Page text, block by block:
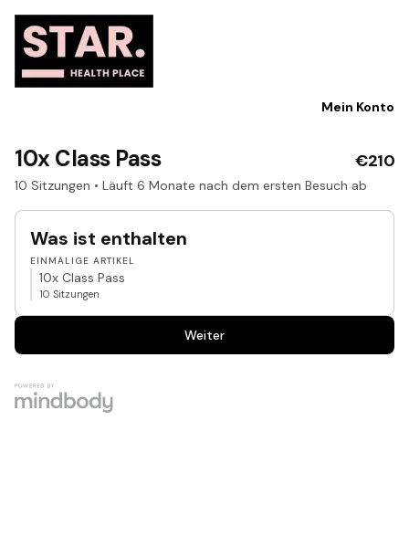
Mein Konto
10x Class Pass €210
10 Sitzungen • Läuft 6 Monate nach dem ersten Besuch ab
Was ist enthalten
EINMALIGE ARTIKEL
10x Class Pass
10 Sitzungen
Weiter